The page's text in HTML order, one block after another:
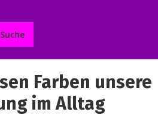
Farben unsere
im Alltag